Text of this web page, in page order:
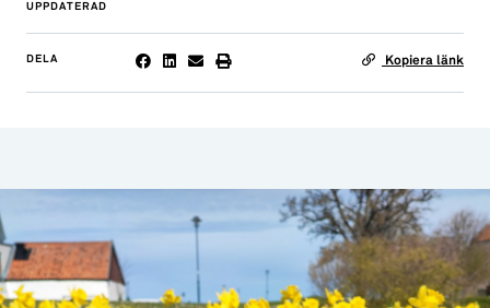
Barn & Familj
UPPDATERAD
DELA Kopiera länk